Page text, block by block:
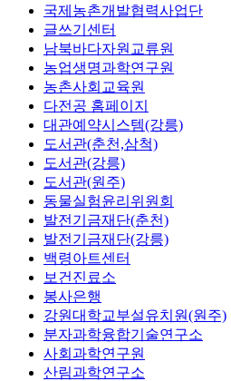
국제농촌개발협력사업단
글쓰기센터
남북바다자원교류원
농업생명과학연구원
농촌사회교육원
다전공 홈페이지
대관예약시스템(강릉)
도서관(춘천,삼척)
도서관(강릉)
도서관(원주)
동물실험윤리위원회
발전기금재단(춘천)
발전기금재단(강릉)
백령아트센터
보건진료소
봉사은행
강원대학교부설유치원(원주)
분자과학융합기술연구소
사회과학연구원
산림과학연구소